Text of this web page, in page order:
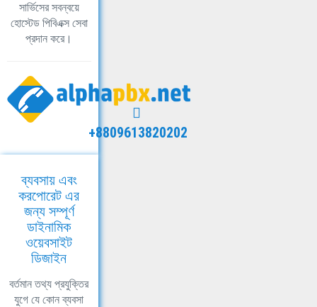
সার্ভিসের সবন্বয়ে
হোস্টেড পিবিএক্স সেবা
প্রদান করে।
+8809613820202
ব্যবসায় এবং
করপোরেট এর
জন্য সম্পূর্ণ
ডাইনামিক
ওয়েবসাইট
ডিজাইন
বর্তমান তথ্য প্রযুক্তির
যুগে যে কোন ব্যবসা